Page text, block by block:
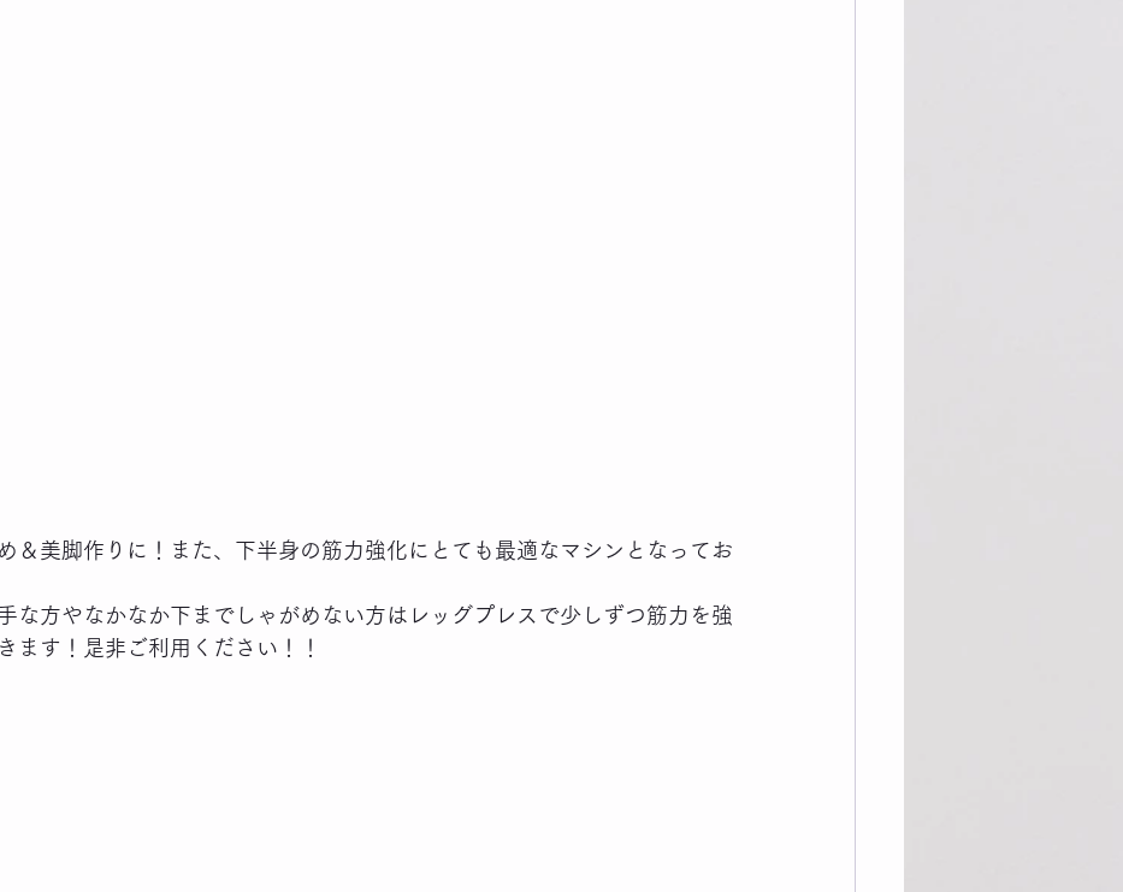
＆美脚作りに！また、下半身の筋力強化にとても最適なマシンとなってお
な方やなかなか下までしゃがめない方はレッグプレスで少しずつ筋力を強
ます！是非ご利用ください！！